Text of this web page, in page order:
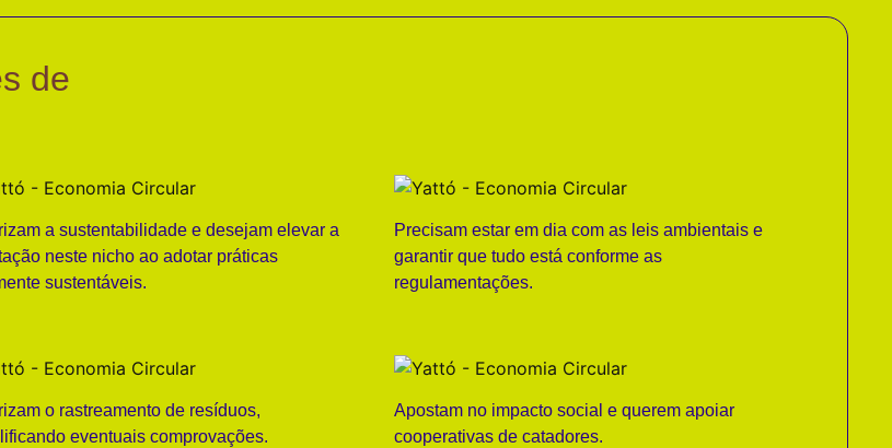
de
a sustentabilidade e desejam elevar a
neste nicho ao adotar práticas
sustentáveis.
Precisam estar em dia com as leis ambientais e
garantir que tudo está conforme as
regulamentações.
o rastreamento de resíduos,
eventuais comprovações.
Apostam no impacto social e querem apoiar
cooperativas de catadores.